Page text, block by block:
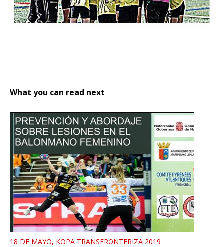
What you can read next
18 DE MAYO, KOPA TRANSFRONTERIZA 2019